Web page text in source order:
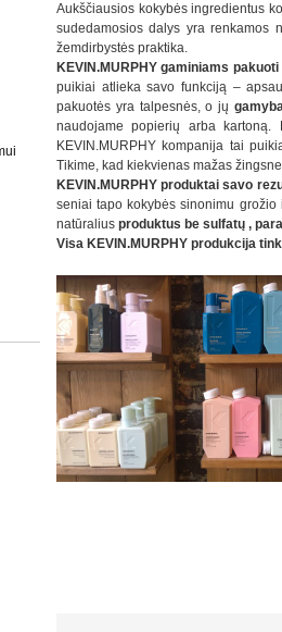
Aukščiausios kokybės ingredientus
sudedamosios dalys yra renkamos
žemdirbystės praktika.
KEVIN.MURPHY gaminiams
puikiai atlieka savo funkciją –
pakuotės yra talpesnės, o jų
naudojame popierių arba
KEVIN.MURPHY kompanija tai
Tikime, kad kiekvienas mažas
KEVIN.MURPHY produktai savo
seniai tapo kokybės sinonimu
natūralius produktus be sulfatų ,
Visa KEVIN.MURPHY produkcija